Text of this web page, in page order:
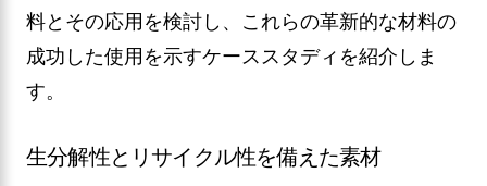
料とその応用を検討し、これらの革新的な材料の
成功した使用を示すケーススタディを紹介しま
す。
生分解性とリサイクル性を備えた素材